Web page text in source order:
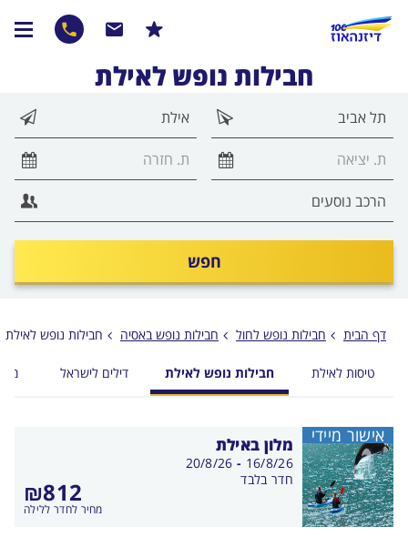
חבילות נופש לאילת
חפש
דף הבית חבילות נופש לחול חבילות נופש באסיה חבילות נופש לאילת
טיסות לאילת חבילות נופש לאילת דילים לישראל
מלון באילת
₪812
מחיר לחדר ללילה
בין
התאריכים,
16/8/26
-
20/8/26
חדר בלבד
אישור מיידי